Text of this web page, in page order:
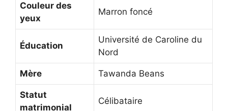
Couleur des
yeux
Marron foncé
Éducation
Université de Caroline du
Nord
Mère Tawanda Beans
Statut
matrimonial
Célibataire